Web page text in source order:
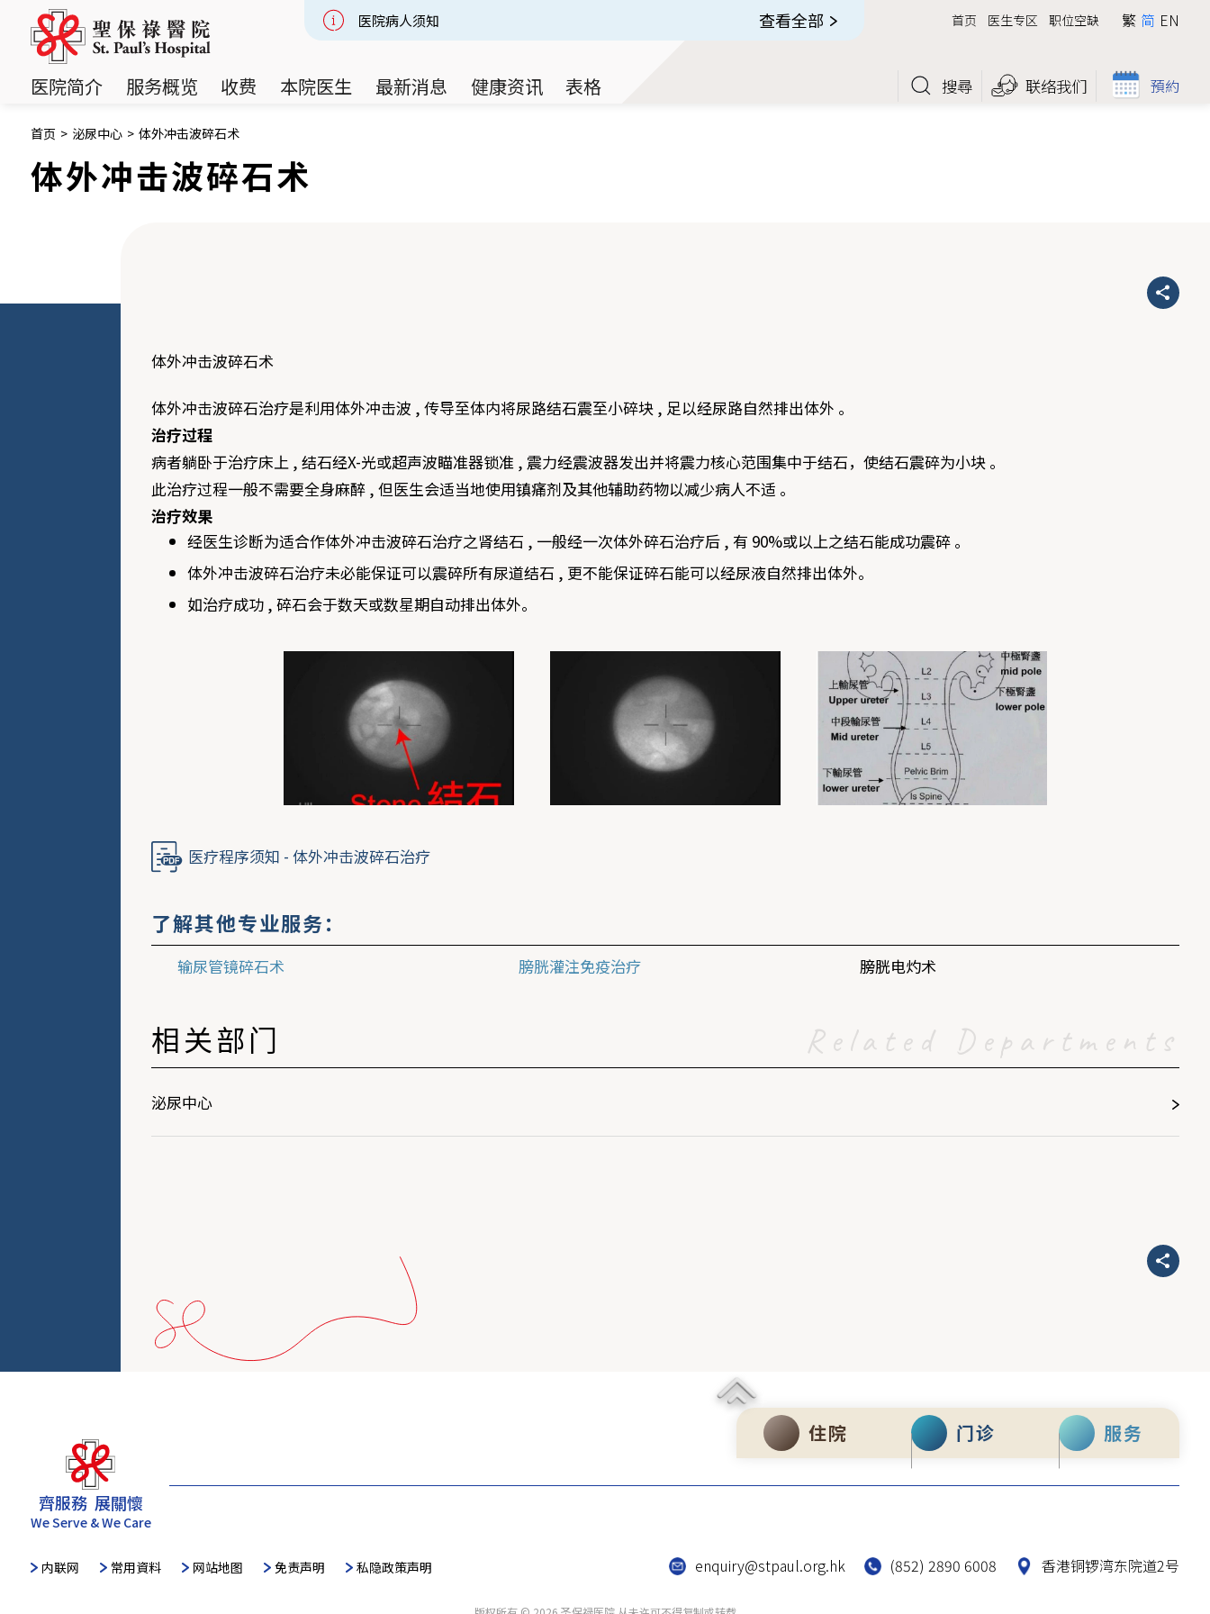
医院病人须知 查看全部 首页 医生专区 职位空缺 繁 简 EN
医院简介 服务概览 收费 本院医生 最新消息 健康资讯 表格 搜尋 联络我们 預約
首页 > 泌尿中心 > 体外冲击波碎石术
体外冲击波碎石术
体外冲击波碎石术
体外冲击波碎石治疗是利用体外冲击波 , 传导至体内将尿路结石震至小碎块 , 足以经尿路自然排出体外 。
治疗过程
病者躺卧于治疗床上 , 结石经X-光或超声波瞄准器锁准 , 震力经震波器发出并将震力核心范围集中于结石，使结石震碎为小块 。
此治疗过程一般不需要全身麻醉 , 但医生会适当地使用镇痛剂及其他辅助药物以减少病人不适 。
治疗效果
经医生诊断为适合作体外冲击波碎石治疗之肾结石 , 一般经一次体外碎石治疗后 , 有 90%或以上之结石能成功震碎 。
体外冲击波碎石治疗未必能保证可以震碎所有尿道结石 , 更不能保证碎石能可以经尿液自然排出体外。
如治疗成功 , 碎石会于数天或数星期自动排出体外。
医疗程序须知 - 体外冲击波碎石治疗
了解其他专业服务：
输尿管镜碎石术 膀胱灌注免疫治疗 膀胱电灼术
相关部门 Related Departments
泌尿中心
住院 门诊 服务
齊服務 展關懷
We Serve & We Care
enquiry@stpaul.org.hk (852) 2890 6008 香港铜锣湾东院道2号
内联网 常用資料 网站地图 免责声明 私隐政策声明